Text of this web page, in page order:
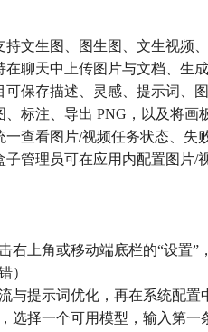
持文生图、图生图、文生视频
在聊天中上传图片与文档、生
可保存描述、灵感、提示词、
、标注、导出 PNG，以及将画
一查看图片/视频任务状态、
子管理员可在应用内配置图片/
右上角或移动端底栏的“设置
）
与提示词优化，再在系统配
选择一个可用模型，输入第